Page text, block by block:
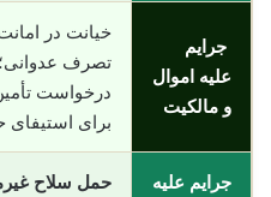
جرایم
علیه اموال
و مالکیت
خیانت در
تصرف
درخواست
برای
جرایم علیه
حمل سلاح